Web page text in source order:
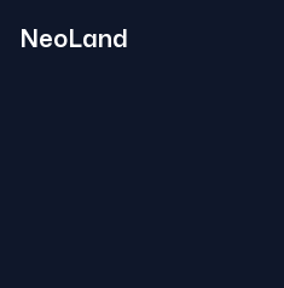
NeoLand